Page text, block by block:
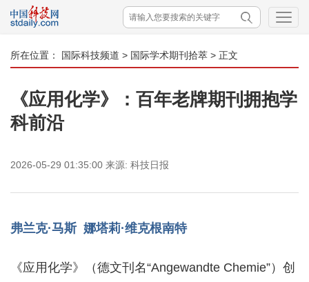
所在位置： 国际科技频道 > 国际学术期刊拾萃 > 正文
《应用化学》：百年老牌期刊拥抱学
科前沿
2026-05-29 01:35:00 来源: 科技日报
弗兰克·马斯 娜塔莉·维克根南特
《应用化学》（德文刊名“Angewandte Chemie”）创